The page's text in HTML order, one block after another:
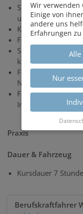
Sensibilisierung in
und Arbeitsunfälle
Kriminalität und
Fähigkeit,
Sensibilisierung für
körperlichen und
Fähigkeit zur
Notfällen
Fähigkeit zu einem
Image des
Praxis
Dauer & Fahrzeug
Kursdauer 7
Berufskraftfahrer
Wir verwenden
Einige von
andere uns
Erfahrungen
Alle
Nur